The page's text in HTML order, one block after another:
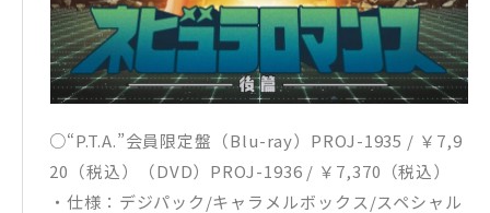
○“P.T.A.”会員限定盤（Blu-ray）PROJ-1935 / ￥7,9
20（税込）（DVD）PROJ-1936 / ￥7,370（税込）
・仕様：デジパック/キャラメルボックス/スペシャル